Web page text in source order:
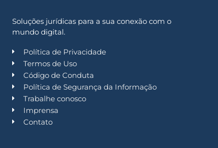
Soluções jurídicas para a sua conexão com o
mundo digital.
Política de Privacidade
Termos de Uso
Código de Conduta
Política de Segurança da Informação
Trabalhe conosco
Imprensa
Contato